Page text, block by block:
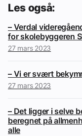
Les også:
– Verdal
for skolebyggeren
27 mars 2023
– Vi er svært
27 mars 2023
– Det ligger i selve
beregnet på
alle